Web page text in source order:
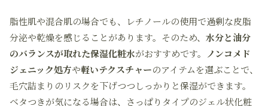
脂性肌や混合肌の場合でも、レチノールの使用で過剰な皮脂
分泌や乾燥を感じることがあります。そのため、 水分と油分
のバランスが取れた保湿化粧水がおすすめです。
ノンコメド
ジェニック処方や軽いテクスチャーのアイテムを選ぶことで、
毛穴詰まりのリスクを下げつつしっかりと保湿ができます。
ベタつきが気になる場合は、さっぱりタイプのジェル状化粧